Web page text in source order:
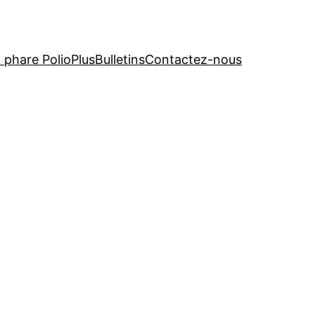
phare PolioPlusBulletinsContactez-nous